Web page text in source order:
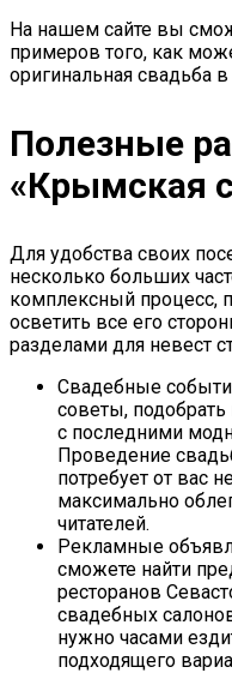
На нашем сайте вы
примеров того, как
оригинальная свадьба
Полезные
«Крымская
Для удобства своих
несколько больших
комплексный процесс,
осветить все его
разделами для невест
Свадебные
советы,
с последними
Проведение
потребует от вас
максимально
читателей.
Рекламные
сможете найти
ресторанов
свадебных
нужно часами
подходящего